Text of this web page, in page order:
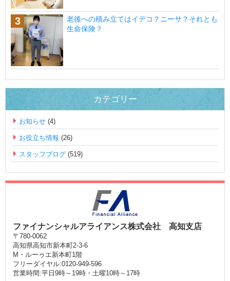
老後への積み立てはイデコ？ニーサ？それとも
生命保険？
カテゴリー
お知らせ (4)
お役立ち情報 (26)
スタッフブログ (519)
ファイナンシャルアライアンス株式会社 高知支店
〒780-0062
高知県高知市新本町2-3-6
M・ルーゥエ新本町1階
フリーダイヤル:0120-949-596
営業時間:平日9時～19時・土曜10時～17時